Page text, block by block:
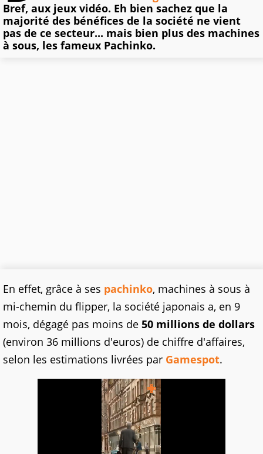
Bref, aux jeux vidéo. Eh bien sachez que la
majorité des bénéfices de la société ne vient
pas de ce secteur... mais bien plus des machines
à sous, les fameux Pachinko.
En effet, grâce à ses pachinko, machines à sous à
mi-chemin du flipper, la société japonais a, en 9
mois, dégagé pas moins de 50 millions de dollars
(environ 36 millions d'euros) de chiffre d'affaires,
selon les estimations livrées par Gamespot.